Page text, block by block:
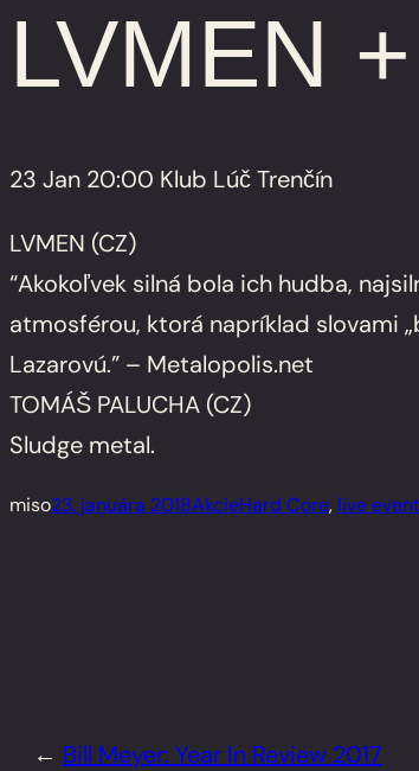
LVMEN
23 Jan 20:00 Klub Lúč Trenčín
LVMEN (CZ)
“Akokoľvek silná bola ich hudba,
atmosférou, ktorá napríklad slovami
Lazarovú.” – Metalopolis.net
TOMÁŠ PALUCHA (CZ)
Sludge metal.
miso23. januára 2018AkcieHard Core, live
← Bill Meyer: Year In Review 2017